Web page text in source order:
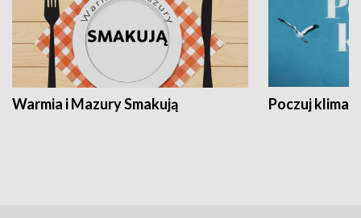
Warmia i Mazury Smakują Poczuj klimat